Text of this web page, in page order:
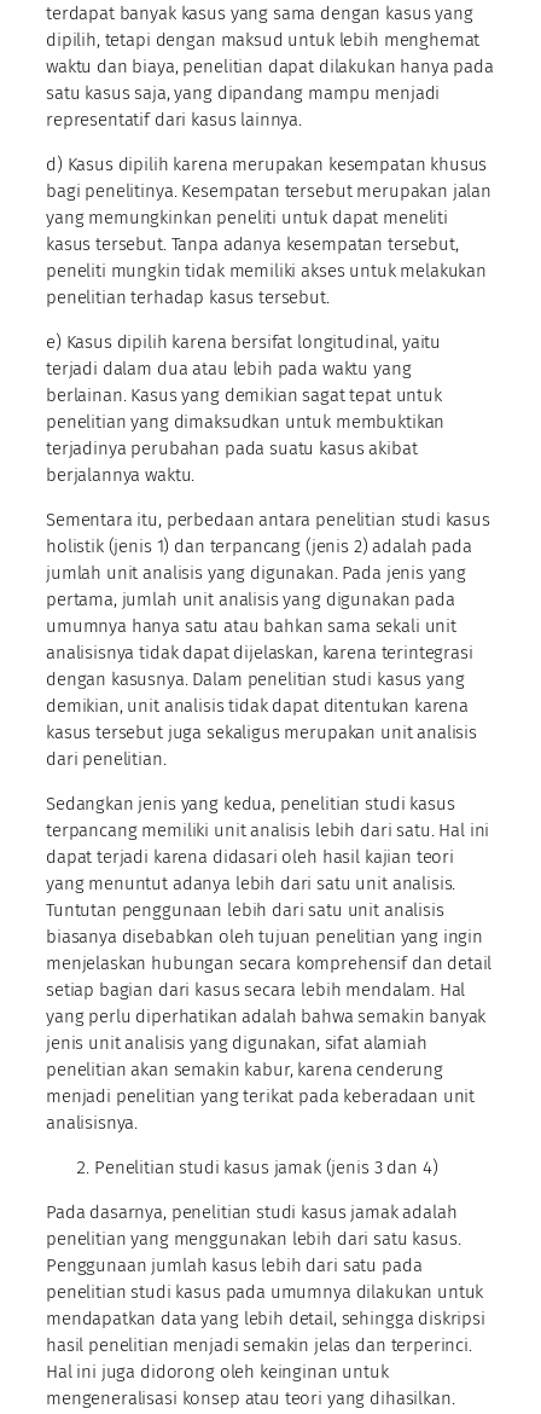
terdapat banyak kasus yang sama dengan kasus yang
dipilih, tetapi dengan maksud untuk lebih menghemat
waktu dan biaya, penelitian dapat dilakukan hanya pada
satu kasus saja, yang dipandang mampu menjadi
representatif dari kasus lainnya.
d) Kasus dipilih karena merupakan kesempatan khusus
bagi penelitinya. Kesempatan tersebut merupakan jalan
yang memungkinkan peneliti untuk dapat meneliti
kasus tersebut. Tanpa adanya kesempatan tersebut,
peneliti mungkin tidak memiliki akses untuk melakukan
penelitian terhadap kasus tersebut.
e) Kasus dipilih karena bersifat longitudinal, yaitu
terjadi dalam dua atau lebih pada waktu yang
berlainan. Kasus yang demikian sagat tepat untuk
penelitian yang dimaksudkan untuk membuktikan
terjadinya perubahan pada suatu kasus akibat
berjalannya waktu.
Sementara itu, perbedaan antara penelitian studi kasus
holistik (jenis 1) dan terpancang (jenis 2) adalah pada
jumlah unit analisis yang digunakan. Pada jenis yang
pertama, jumlah unit analisis yang digunakan pada
umumnya hanya satu atau bahkan sama sekali unit
analisisnya tidak dapat dijelaskan, karena terintegrasi
dengan kasusnya. Dalam penelitian studi kasus yang
demikian, unit analisis tidak dapat ditentukan karena
kasus tersebut juga sekaligus merupakan unit analisis
dari penelitian.
Sedangkan jenis yang kedua, penelitian studi kasus
terpancang memiliki unit analisis lebih dari satu. Hal ini
dapat terjadi karena didasari oleh hasil kajian teori
yang menuntut adanya lebih dari satu unit analisis.
Tuntutan penggunaan lebih dari satu unit analisis
biasanya disebabkan oleh tujuan penelitian yang ingin
menjelaskan hubungan secara komprehensif dan detail
setiap bagian dari kasus secara lebih mendalam. Hal
yang perlu diperhatikan adalah bahwa semakin banyak
jenis unit analisis yang digunakan, sifat alamiah
penelitian akan semakin kabur, karena cenderung
menjadi penelitian yang terikat pada keberadaan unit
analisisnya.
Penelitian studi kasus jamak (jenis 3 dan 4)
Pada dasarnya, penelitian studi kasus jamak adalah
penelitian yang menggunakan lebih dari satu kasus.
Penggunaan jumlah kasus lebih dari satu pada
penelitian studi kasus pada umumnya dilakukan untuk
mendapatkan data yang lebih detail, sehingga diskripsi
hasil penelitian menjadi semakin jelas dan terperinci.
Hal ini juga didorong oleh keinginan untuk
mengeneralisasi konsep atau teori yang dihasilkan.